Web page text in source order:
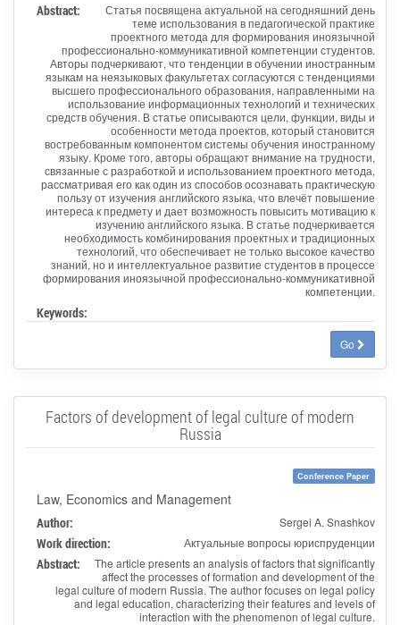
Abstract:
Статья посвящена актуальной на сегодняшний день
теме использования в педагогической практике
проектного метода для формирования иноязычной
профессионально-коммуникативной компетенции студентов.
Авторы подчеркивают, что тенденции в обучении иностранным
языкам на неязыковых факультетах согласуются с тенденциями
высшего профессионального образования, направленными на
использование информационных технологий и технических
средств обучения. В статье описываются цели, функции, виды и
особенности метода проектов, который становится
востребованным компонентом системы обучения иностранному
языку. Кроме того, авторы обращают внимание на трудности,
связанные с разработкой и использованием проектного метода,
рассматривая его как один из способов осознавать практическую
пользу от изучения английского языка, что влечёт повышение
интереса к предмету и дает возможность повысить мотивацию к
изучению английского языка. В статье подчеркивается
необходимость комбинирования проектных и традиционных
технологий, что обеспечивает не только высокое качество
знаний, но и интеллектуальное развитие студентов в процессе
формирования иноязычной профессионально-коммуникативной
компетенции.
Keywords:
Go
Factors of development of legal culture of modern
Russia
Conference Paper
Law, Economics and Management
Author: Sergei A. Snashkov
Work direction: Актуальные вопросы юриспруденции
Abstract:
The article presents an analysis of factors that significantly
affect the processes of formation and development of the
legal culture of modern Russia. The author focuses on legal policy
and legal education, characterizing their features and levels of
interaction with the phenomenon of legal culture.